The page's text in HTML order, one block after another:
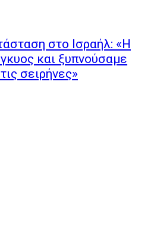
στο Ισραήλ: «Η
και ξυπνούσαμε
σειρήνες»